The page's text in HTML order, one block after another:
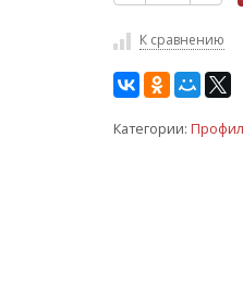
К сравнению
Категории: